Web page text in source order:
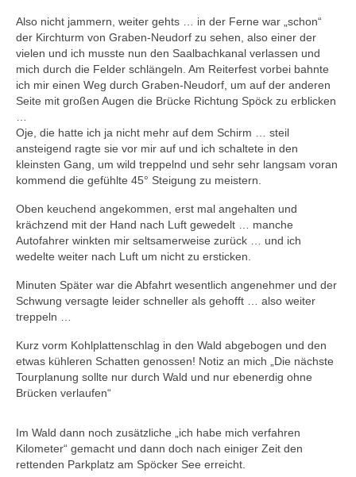
Also nicht jammern, weiter gehts … in der Ferne war „schon“
der Kirchturm von Graben-Neudorf zu sehen, also einer der
vielen und ich musste nun den Saalbachkanal verlassen und
mich durch die Felder schlängeln. Am Reiterfest vorbei bahnte
ich mir einen Weg durch Graben-Neudorf, um auf der anderen
Seite mit großen Augen die Brücke Richtung Spöck zu erblicken
Oje, die hatte ich ja nicht mehr auf dem Schirm … steil
ansteigend ragte sie vor mir auf und ich schaltete in den
kleinsten Gang, um wild treppelnd und sehr sehr langsam voran
kommend die gefühlte 45° Steigung zu meistern.
Oben keuchend angekommen, erst mal angehalten und
krächzend mit der Hand nach Luft gewedelt … manche
Autofahrer winkten mir seltsamerweise zurück … und ich
wedelte weiter nach Luft um nicht zu ersticken.
Minuten Später war die Abfahrt wesentlich angenehmer und der
Schwung versagte leider schneller als gehofft … also weiter
treppeln …
Kurz vorm Kohlplattenschlag in den Wald abgebogen und den
etwas kühleren Schatten genossen! Notiz an mich „Die nächste
Tourplanung sollte nur durch Wald und nur ebenerdig ohne
Brücken verlaufen“
Im Wald dann noch zusätzliche „ich habe mich verfahren
Kilometer“ gemacht und dann doch nach einiger Zeit den
rettenden Parkplatz am Spöcker See erreicht.